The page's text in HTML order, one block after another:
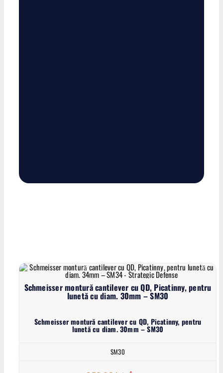
Schmeisser montură cantilever cu QD, Picatinny, pentru
lunetă cu diam. 30mm – SM30
Schmeisser montură cantilever cu QD, Picatinny, pentru
lunetă cu diam. 30mm – SM30
SM30